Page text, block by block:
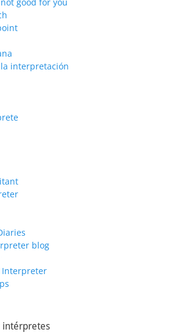
interpretación
blog
Interpreter
intérpretes